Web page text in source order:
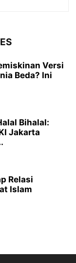
Versi
Beda? Ini
Bihalal:
Jakarta
Relasi
Islam